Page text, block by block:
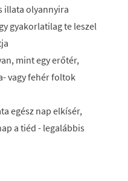
illata olyannyira
gyakorlatilag te leszel
mint egy erőtér,
vagy fehér foltok
egész nap elkísér,
a tiéd - legalábbis